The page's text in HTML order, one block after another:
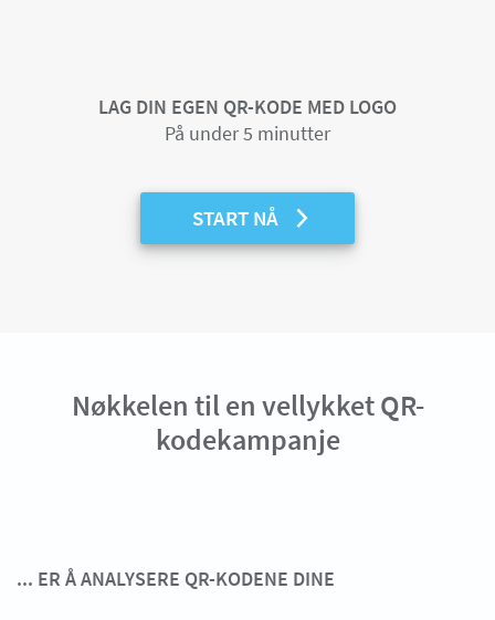
LAG DIN EGEN QR-KODE MED LOGO
På under 5 minutter
START NÅ
Nøkkelen til en vellykket QR-
kodekampanje
... ER Å ANALYSERE QR-KODENE DINE